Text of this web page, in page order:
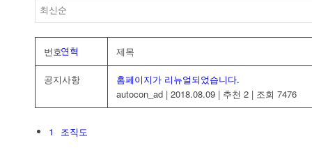
연혁
조직도
번호 제목
공지사항
홈페이지가 리뉴얼되었습니다.
autocon_ad | 2018.08.09 | 추천 2 | 조회 7476
1